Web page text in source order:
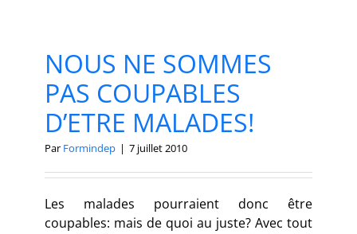
NOUS NE SOMMES
PAS COUPABLES
D’ETRE MALADES!
Par Formindep | 7 juillet 2010
Les malades pourraient donc être
coupables: mais de quoi au juste? Avec tout